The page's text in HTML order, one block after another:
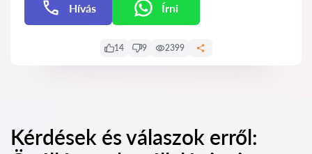
Hívás Írni
14 9 2399
Kérdések és válaszok erről: